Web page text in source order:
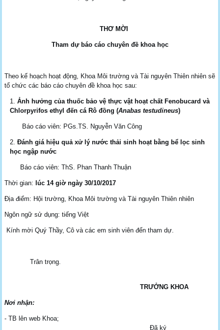
THƠ MỜI
Tham dự báo cáo chuyên đề khoa học
Theo kế hoạch hoạt động, Khoa Môi trường và Tài nguyên Thiên nhiên sẽ
tổ chức các báo cáo chuyên đề khoa học sau:
Ảnh hưởng của thuốc bảo vệ thực vật hoạt chất Fenobucard và
Chlorpyrifos ethyl đến cá Rô đồng (Anabas testudineus)
Báo cáo viên: PGs.TS. Nguyễn Văn Công
Đánh giá hiệu quả xử lý nước thải sinh hoạt bằng bể lọc sinh
học ngập nước
Báo cáo viên: ThS. Phan Thanh Thuận
Thời gian: lúc14giờ ngày30/10/2017
Địa điểm: Hội trường, Khoa Môi trường và Tài nguyên Thiên nhiên
Ngôn ngữ sử dụng: tiếng Việt
Kính mời Quý Thầy, Cô và các em sinh viên đến tham dự.
Trân trọng.
TRƯỞNG KHOA
Nơi nhận:
- TB lên web Khoa;
Đã ký